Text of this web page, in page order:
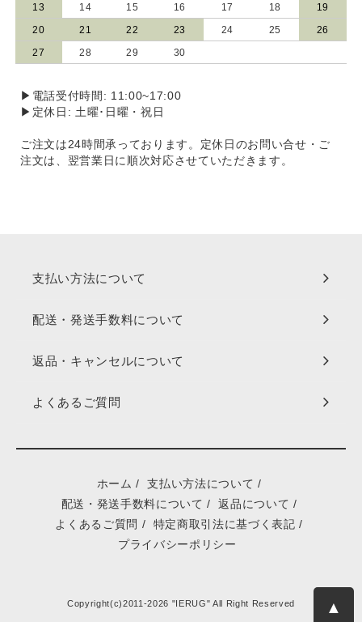
13 14 15 16 17 18 19
20 21 22 23 24 25 26
27 28 29 30
▶電話受付時間: 11:00~17:00
▶定休日: 土曜･日曜・祝日
ご注文は24時間承っております。定休日のお問い合せ・ご
注文は、翌営業日に順次対応させていただきます。
支払い方法について
配送・発送手数料について
返品・キャンセルについて
よくあるご質問
ホーム / 支払い方法について /
配送・発送手数料について / 返品について /
よくあるご質問 / 特定商取引法に基づく表記 /
プライバシーポリシー
Copyright(c)2011-2026 "IERUG" All Right Reserved ▲